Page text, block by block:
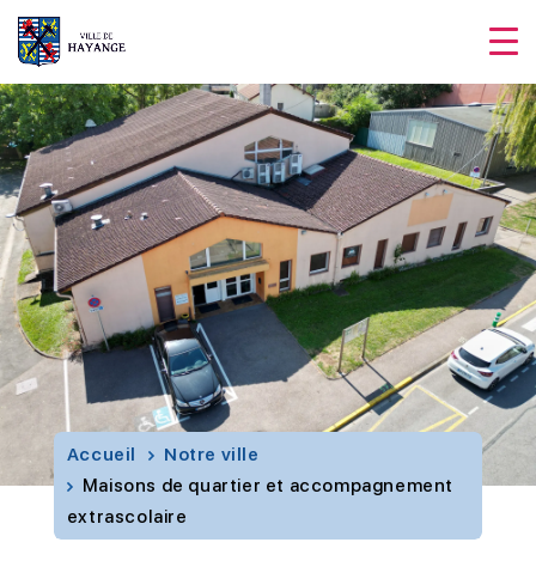
Accueil
Notre ville
Maisons de quartier et accompagnement
extrascolaire